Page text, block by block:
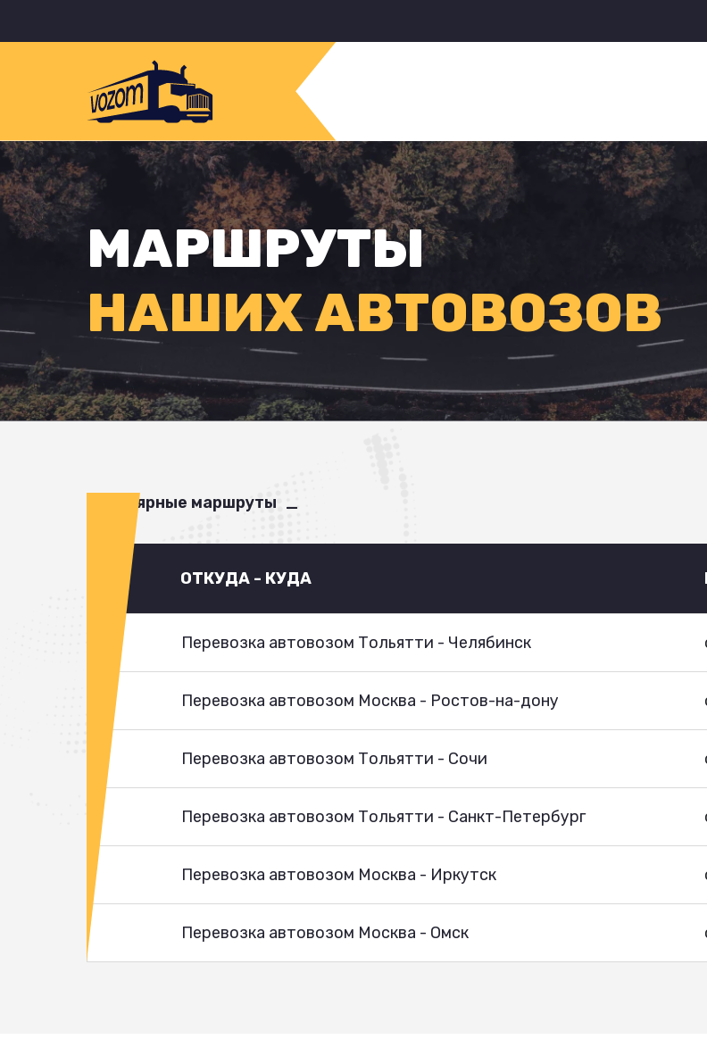
МАРШРУТЫ
НАШИХ АВТОВОЗОВ
Популярные маршруты
ОТКУДА - КУДА
Перевозка автовозом Тольятти - Челябинск
Перевозка автовозом Москва - Ростов-на-дону
Перевозка автовозом Тольятти - Сочи
Перевозка автовозом Тольятти - Санкт-Петербург
Перевозка автовозом Москва - Иркутск
Перевозка автовозом Москва - Омск